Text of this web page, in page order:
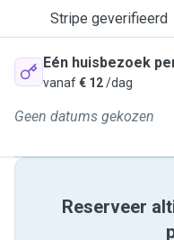
Stripe geverifieerd
Eén huisbezoek
vanaf€ 12/dag
Geen datums gekozen
Reserveer